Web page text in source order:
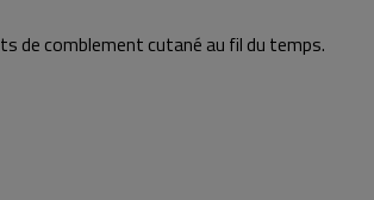
de comblement cutané au fil du temps.